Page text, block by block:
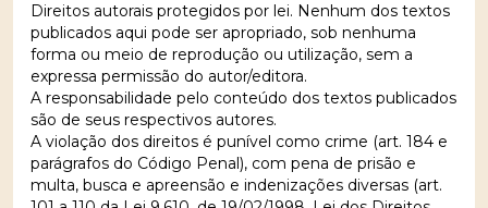
Direitos autorais protegidos por lei. Nenhum dos textos
publicados aqui pode ser apropriado, sob nenhuma
forma ou meio de reprodução ou utilização, sem a
expressa permissão do autor/editora.
A responsabilidade pelo conteúdo dos textos publicados
são de seus respectivos autores.
A violação dos direitos é punível como crime (art. 184 e
parágrafos do Código Penal), com pena de prisão e
multa, busca e apreensão e indenizações diversas (art.